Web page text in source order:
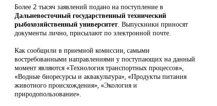
Более 2 тысяч заявлений подано на поступление в
Дальневосточный государственный технический
рыбохозяйственный университет. Выпускники приносят
документы лично, присылают по электронной почте.
Как сообщили в приемной комиссии, самыми
востребованными направлениями у поступающих на данный
момент являются «Технология транспортных процессов»,
«Водные биоресурсы и аквакультура», «Продукты питания
животного происхождения», «Экология и
природопользование».